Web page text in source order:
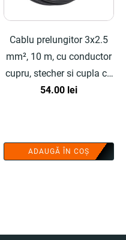
Cablu prelungitor 3x2.5
mm², 10 m, cu conductor
cupru, stecher si cupla cu
protectie - COBI SMART®
54.00 lei
ADAUGĂ ÎN COȘ